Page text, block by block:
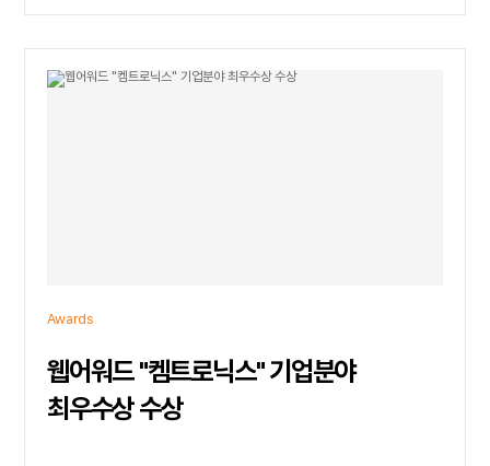
Awards
웹어워드 "켐트로닉스" 기업분야
최우수상 수상